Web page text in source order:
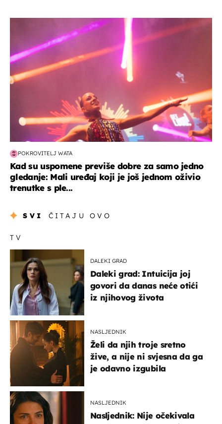
POKROVITELJ WATA
Kad su uspomene previše dobre za samo jedno
gledanje: Mali uređaj koji je još jednom oživio
trenutke s ple...
SVI ČITAJU OVO
TV
DALEKI GRAD
Daleki grad: Intuicija joj
govori da danas neće otići
iz njihovog života
NASLJEDNIK
Želi da njih troje sretno
žive, a nije ni svjesna da ga
je odavno izgubila
NASLJEDNIK
Nasljednik: Nije očekivala